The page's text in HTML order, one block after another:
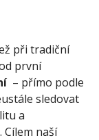
při tradiční
první
– přímo podle
sledovat
a
naší